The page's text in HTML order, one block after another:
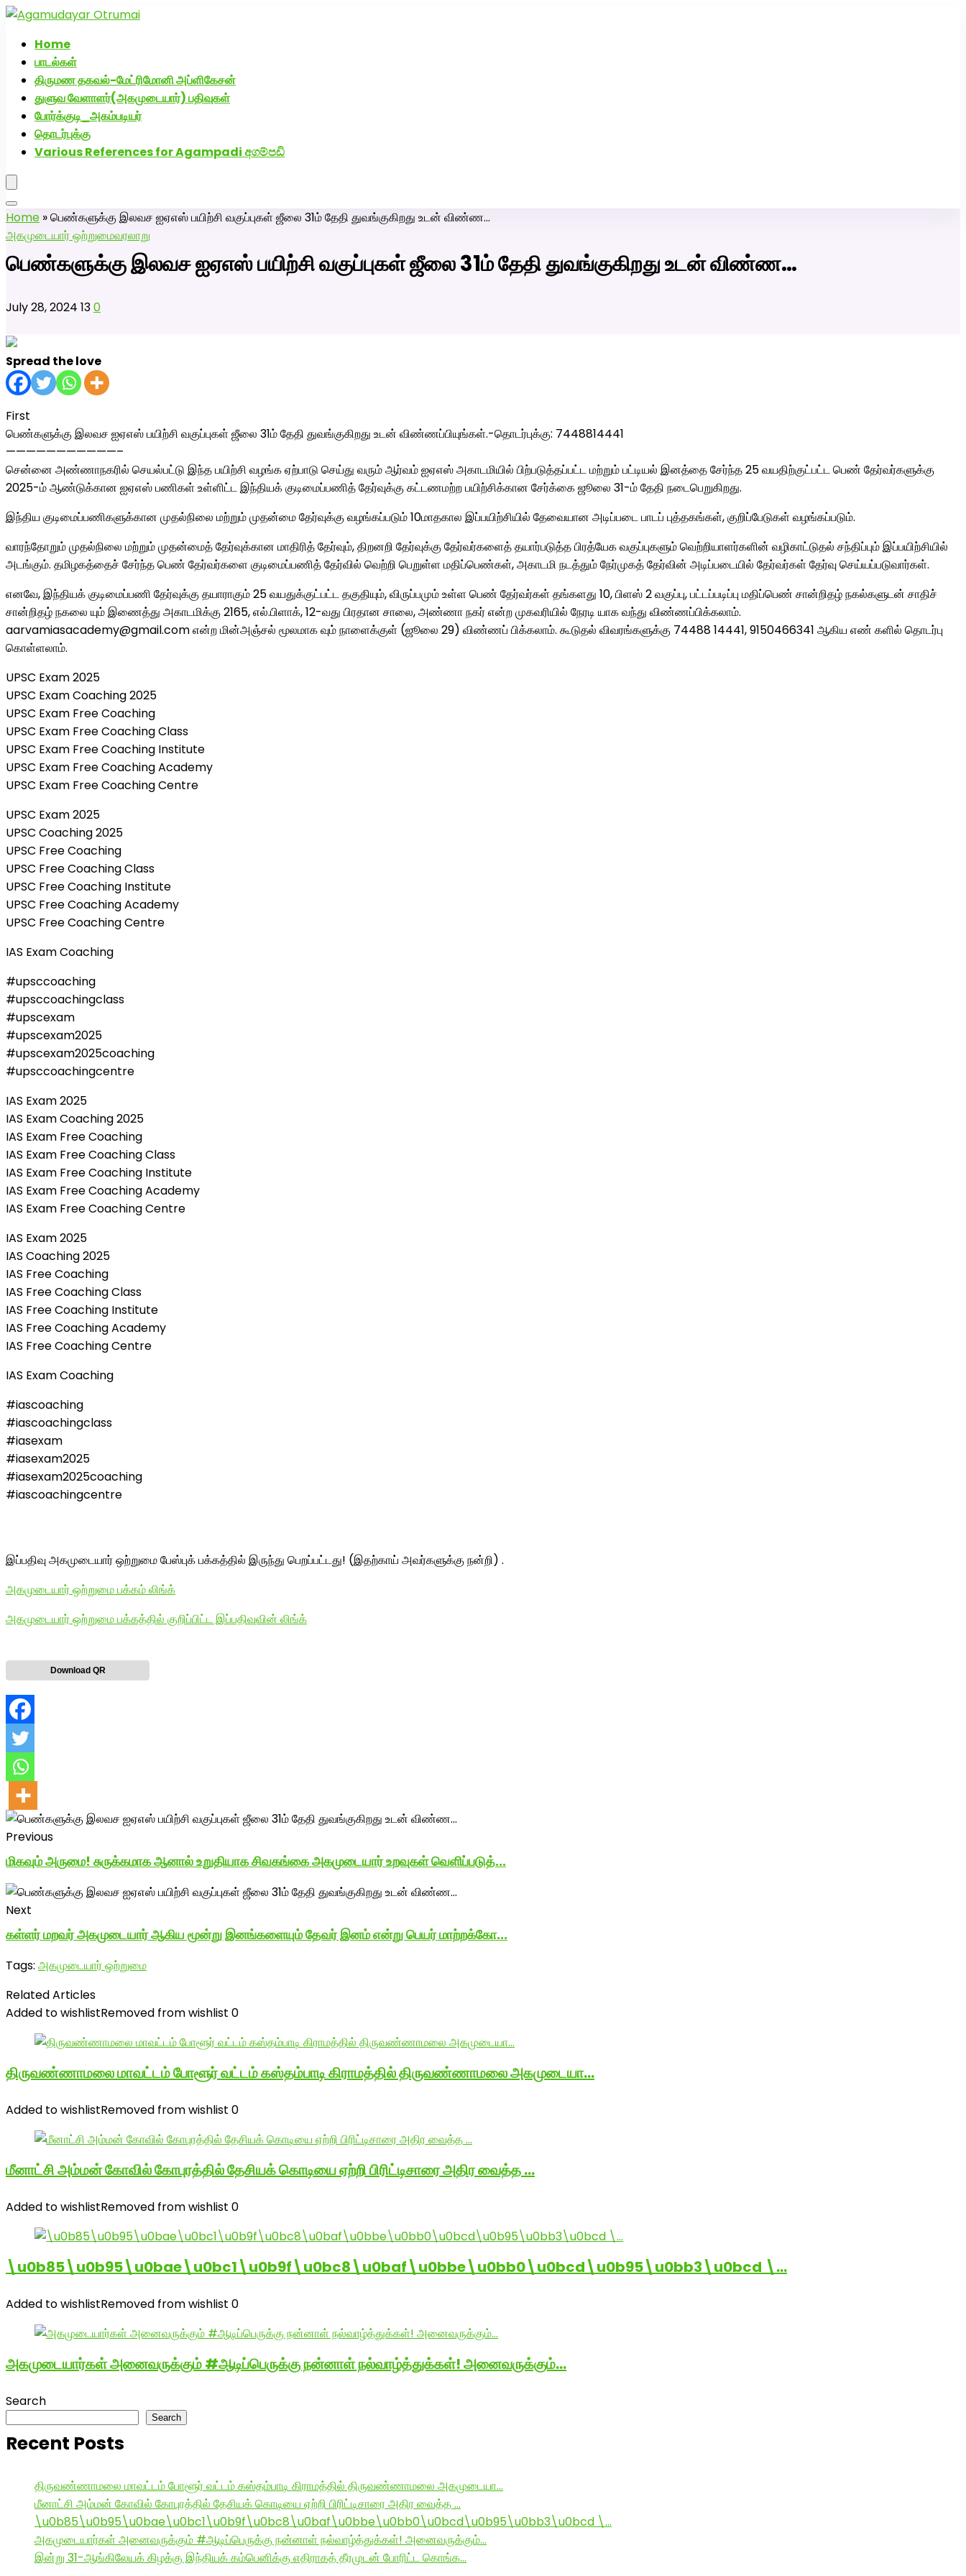
Home
பாடல்கள்
திருமண தகவல்-மேட்ரிமோனி அப்ளிகேசன்
துளுவ வேளாளர்(அகமுடையார்) பதிவுகள்
போர்க்குடி_அகம்படியர்
தொடர்புக்கு
Various References for Agampadi අගම්පඩි
Home »பெண்களுக்கு இலவச ஐஏஎஸ் பயிற்சி வகுப்புகள் ஜீலை 31ம் தேதி துவங்குகிறது உடன் விண்ண…
அகமுடையார் ஒற்றுமைவரலாறு
பெண்களுக்கு இலவச ஐஏஎஸ் பயிற்சி வகுப்புகள் ஜீலை 31ம் தேதி துவங்குகிறது உடன் விண்ண…
July 28, 2024 130
Spread the love
First
பெண்களுக்கு இலவச ஐஏஎஸ் பயிற்சி வகுப்புகள் ஜீலை 31ம் தேதி துவங்குகிறது உடன் விண்ணப்பியுங்கள்.-தொடர்புக்கு: 7448814441
———————————–
சென்னை அண்ணாநகரில் செயல்பட்டு இந்த பயிற்சி வழங்க ஏற்பாடு செய்து வரும் ஆர்வம் ஐஏஎஸ் அகாடமியில் பிற்படுத்தப்பட்ட மற்றும் பட்டியல் இனத்தை சேர்ந்த 25 வயதிற்குட்பட்ட பெண் தேர்வர்களுக்கு
2025-ம் ஆண்டுக்கான ஐஏஎஸ் பணிகள் உள்ளிட்ட இந்தியக் குடிமைப்பணித் தேர்வுக்கு கட்டணமற்ற பயிற்சிக்கான சேர்க்கை ஜூலை 31-ம் தேதி நடைபெறுகிறது.
இந்திய குடிமைப்பணிகளுக்கான முதல்நிலை மற்றும் முதன்மை தேர்வுக்கு வழங்கப்படும் 10மாதகால இப்பயிற்சியில் தேவையான அடிப்படை பாடப் புத்தகங்கள், குறிப்பேடுகள் வழங்கப்படும்.
வாரந்தோறும் முதல்நிலை மற்றும் முதன்மைத் தேர்வுக்கான மாதிரித் தேர்வும், திறனறி தேர்வுக்கு தேர்வர்களைத் தயார்படுத்த பிரத்யேக வகுப்புகளும் வெற்றியாளர்களின் வழிகாட்டுதல் சந்திப்பும் இப்பயிற்சியில்
அடங்கும். தமிழகத்தைச் சேர்ந்த பெண் தேர்வர்களை குடிமைப்பணித் தேர்வில் வெற்றி பெறுள்ள மதிப்பெண்கள், அகாடமி நடத்தும் நேர்முகத் தேர்வின் அடிப்படையில் தேர்வர்கள் தேர்வு செய்யப்படுவார்கள்.
எனவே, இந்தியக் குடிமைப்பணி தேர்வுக்கு தயாராகும் 25 வயதுக்குட்பட்ட தகுதியும், விருப்பமும் உள்ள பெண் தேர்வர்கள் தங்களது 10, பிளஸ் 2 வகுப்பு, பட்டப்படிப்பு மதிப்பெண் சான்றிதழ் நகல்களுடன் சாதிச்
சான்றிதழ் நகலை யும் இணைத்து அகாடமிக்கு 2165, எல்.பிளாக், 12-வது பிரதான சாலை, அண்ணா நகர் என்ற முகவரியில் நேரடி யாக வந்து விண்ணப்பிக்கலாம்.
aarvamiasacademy@gmail.com என்ற மின்அஞ்சல் மூலமாக வும் நாளைக்குள் (ஜூலை 29) விண்ணப் பிக்கலாம். கூடுதல் விவரங்களுக்கு 74488 14441, 9150466341 ஆகிய எண் களில் தொடர்பு
கொள்ளலாம்.
UPSC Exam 2025
UPSC Exam Coaching 2025
UPSC Exam Free Coaching
UPSC Exam Free Coaching Class
UPSC Exam Free Coaching Institute
UPSC Exam Free Coaching Academy
UPSC Exam Free Coaching Centre
UPSC Exam 2025
UPSC Coaching 2025
UPSC Free Coaching
UPSC Free Coaching Class
UPSC Free Coaching Institute
UPSC Free Coaching Academy
UPSC Free Coaching Centre
IAS Exam Coaching
#upsccoaching
#upsccoachingclass
#upscexam
#upscexam2025
#upscexam2025coaching
#upsccoachingcentre
IAS Exam 2025
IAS Exam Coaching 2025
IAS Exam Free Coaching
IAS Exam Free Coaching Class
IAS Exam Free Coaching Institute
IAS Exam Free Coaching Academy
IAS Exam Free Coaching Centre
IAS Exam 2025
IAS Coaching 2025
IAS Free Coaching
IAS Free Coaching Class
IAS Free Coaching Institute
IAS Free Coaching Academy
IAS Free Coaching Centre
IAS Exam Coaching
#iascoaching
#iascoachingclass
#iasexam
#iasexam2025
#iasexam2025coaching
#iascoachingcentre
இப்பதிவு அகமுடையார் ஒற்றுமை பேஸ்புக் பக்கத்தில் இருந்து பெறப்பட்டது! (இதற்காய் அவர்களுக்கு நன்றி) .
அகமுடையார் ஒற்றுமை பக்கம் லிங்க்
அகமுடையார் ஒற்றுமை பக்கத்தில் குறிப்பிட்ட இப்பதிவுவின் லிங்க்
Download QR
Previous
மிகவும் அருமை! சுருக்கமாக ஆனால் உறுதியாக சிவகங்கை அகமுடையார் உறவுகள் வெளிப்படுத்...
Next
கள்ளர் மறவர் அகமுடையார் ஆகிய மூன்று இனங்களையும் தேவர் இனம் என்று பெயர் மாற்றக்கோ...
Tags: அகமுடையார் ஒற்றுமை
Related Articles
Added to wishlistRemoved from wishlist 0
திருவண்ணாமலை மாவட்டம் போளூர் வட்டம் கஸ்தம்பாடி கிராமத்தில் திருவண்ணாமலை அகமுடையா…
Added to wishlistRemoved from wishlist 0
மீனாட்சி அம்மன் கோவில் கோபுரத்தில் தேசியக் கொடியை ஏற்றி பிரிட்டிசாரை அதிர வைத்த …
Added to wishlistRemoved from wishlist 0
\u0b85\u0b95\u0bae\u0bc1\u0b9f\u0bc8\u0baf\u0bbe\u0bb0\u0bcd\u0b95\u0bb3\u0bcd \…
Added to wishlistRemoved from wishlist 0
அகமுடையார்கள் அனைவருக்கும் #ஆடிப்பெருக்கு நன்னாள் நல்வாழ்த்துக்கள்! அனைவருக்கும்…
Search
Search
Recent Posts
திருவண்ணாமலை மாவட்டம் போளூர் வட்டம் கஸ்தம்பாடி கிராமத்தில் திருவண்ணாமலை அகமுடையா…
மீனாட்சி அம்மன் கோவில் கோபுரத்தில் தேசியக் கொடியை ஏற்றி பிரிட்டிசாரை அதிர வைத்த …
\u0b85\u0b95\u0bae\u0bc1\u0b9f\u0bc8\u0baf\u0bbe\u0bb0\u0bcd\u0b95\u0bb3\u0bcd \…
அகமுடையார்கள் அனைவருக்கும் #ஆடிப்பெருக்கு நன்னாள் நல்வாழ்த்துக்கள்! அனைவருக்கும்…
இன்று 31-ஆங்கிலேயக் கிழக்கு இந்தியக் கம்பெனிக்கு எதிராகத் தீரமுடன் போரிட்ட கொங்க…
அகமுடையார் திருமண வரன்களுக்கு அகமுடையார்மேட்ரி-பெண் வீட்டாருக்கு 100% இலவச திருமண சேவை! வாட்ஸப் எண்: